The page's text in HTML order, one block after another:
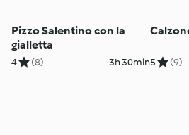
Pizzo Salentino con la
gialletta
4 (8) 3h 30min5 (9)